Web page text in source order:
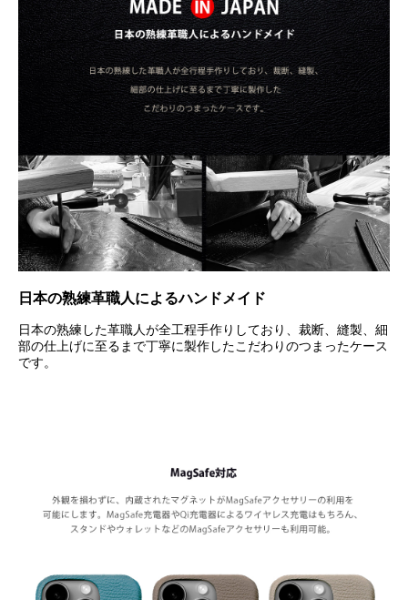
日本の熟練革職人によるハンドメイド
日本の熟練した革職人が全工程手作りしており、裁断、縫製、細
部の仕上げに至るまで丁寧に製作したこだわりのつまったケース
です。